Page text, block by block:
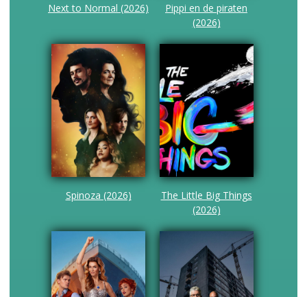
Next to Normal (2026)
Pippi en de piraten
(2026)
Spinoza (2026)
The Little Big Things
(2026)